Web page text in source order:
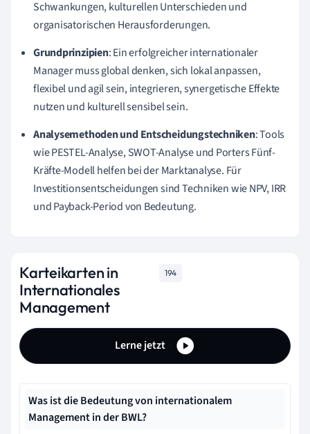
Schwankungen, kulturellen Unterschieden und
organisatorischen Herausforderungen.
Grundprinzipien: Ein erfolgreicher internationaler
Manager muss global denken, sich lokal anpassen,
flexibel und agil sein, integrieren, synergetische Effekte
nutzen und kulturell sensibel sein.
Analysemethoden und Entscheidungstechniken: Tools
wie PESTEL-Analyse, SWOT-Analyse und Porters Fünf-
Kräfte-Modell helfen bei der Marktanalyse. Für
Investitionsentscheidungen sind Techniken wie NPV, IRR
und Payback-Period von Bedeutung.
Karteikarten in
Internationales
Management
194
Lerne jetzt
Was ist die Bedeutung von internationalem
Management in der BWL?